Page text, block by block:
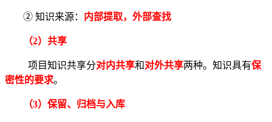
② 知识来源： 内部提取，外部查找
（2）共享
项目知识共享分对内共享和对外共享两种。知识具有保
密性的要求。
（3）保留、归档与入库